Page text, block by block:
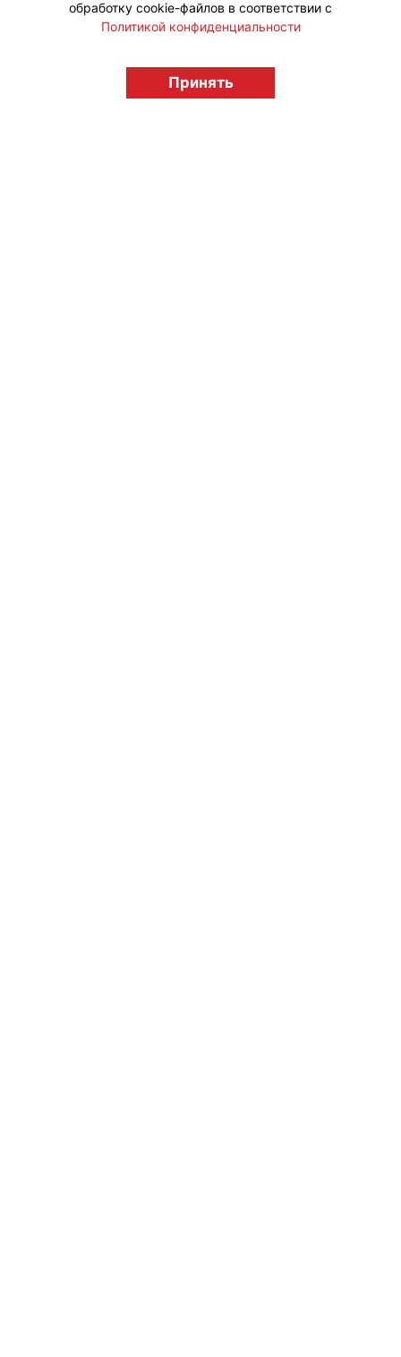
licensingrussia.ru, 2009-2026 12+
обработку cookie-файлов в соответствии с
Политикой конфиденциальности
Принять